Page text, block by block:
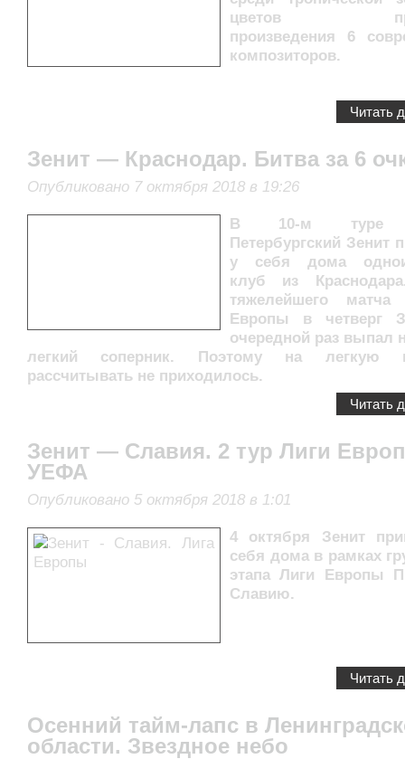
цветов
произведения 6
композиторов.
Читать
Зенит — Краснодар. Битва за 6
Опубликовано 7 октября 2018 в 19:26
В 10-м туре
Петербургский Зенит
у себя дома
клуб из
тяжелейшего
Европы в четверг
очередной раз выпал
легкий соперник. Поэтому на легкую
рассчитывать не приходилось.
Читать
Зенит — Славия. 2 тур Лиги
УЕФА
Опубликовано 5 октября 2018 в 1:01
4 октября Зенит
себя дома в рамках
этапа Лиги Европы
Славию.
Читать
Осенний тайм-лапс в
области. Звездное небо